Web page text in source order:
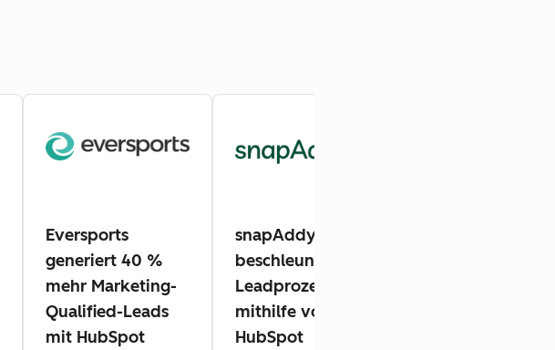
Eversports
generiert 40 %
mehr Marketing-
Qualified-Leads
mit HubSpot
snapAddy
beschleunigt die
Leadprozesse
mithilfe von
HubSpot